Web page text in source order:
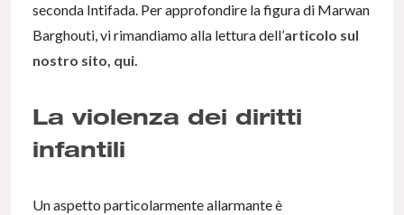
seconda Intifada. Per approfondire la figura di Marwan
Barghouti, vi rimandiamo alla lettura dell’articolo sul
nostro sito, qui.
La violenza dei diritti
infantili
Un aspetto particolarmente allarmante è